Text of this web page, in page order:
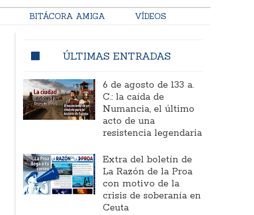
BITÁCORA AMIGA VÍDEOS
ÚLTIMAS ENTRADAS
6 de agosto de 133 a.
C.: la caída de
Numancia, el último
acto de una
resistencia legendaria
Extra del boletín de
La Razón de la Proa
con motivo de la
crisis de soberanía en
Ceuta